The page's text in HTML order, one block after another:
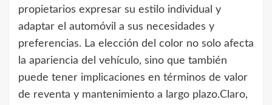
propietarios expresar su estilo individual y
adaptar el automóvil a sus necesidades y
preferencias. La elección del color no solo afecta
la apariencia del vehículo, sino que también
puede tener implicaciones en términos de valor
de reventa y mantenimiento a largo plazo.Claro,